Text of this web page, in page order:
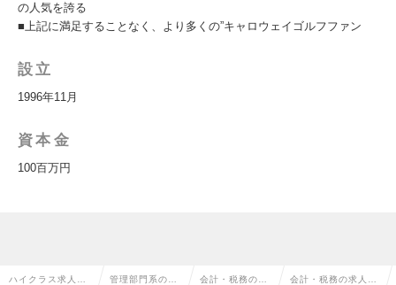
の人気を誇る
■上記に満足することなく、より多くの”キャロウェイゴルフファン
設立
1996年11月
資本金
100百万円
ハイクラス求人T 管理部門系の転 会計・税務の転 会計・税務の求人情